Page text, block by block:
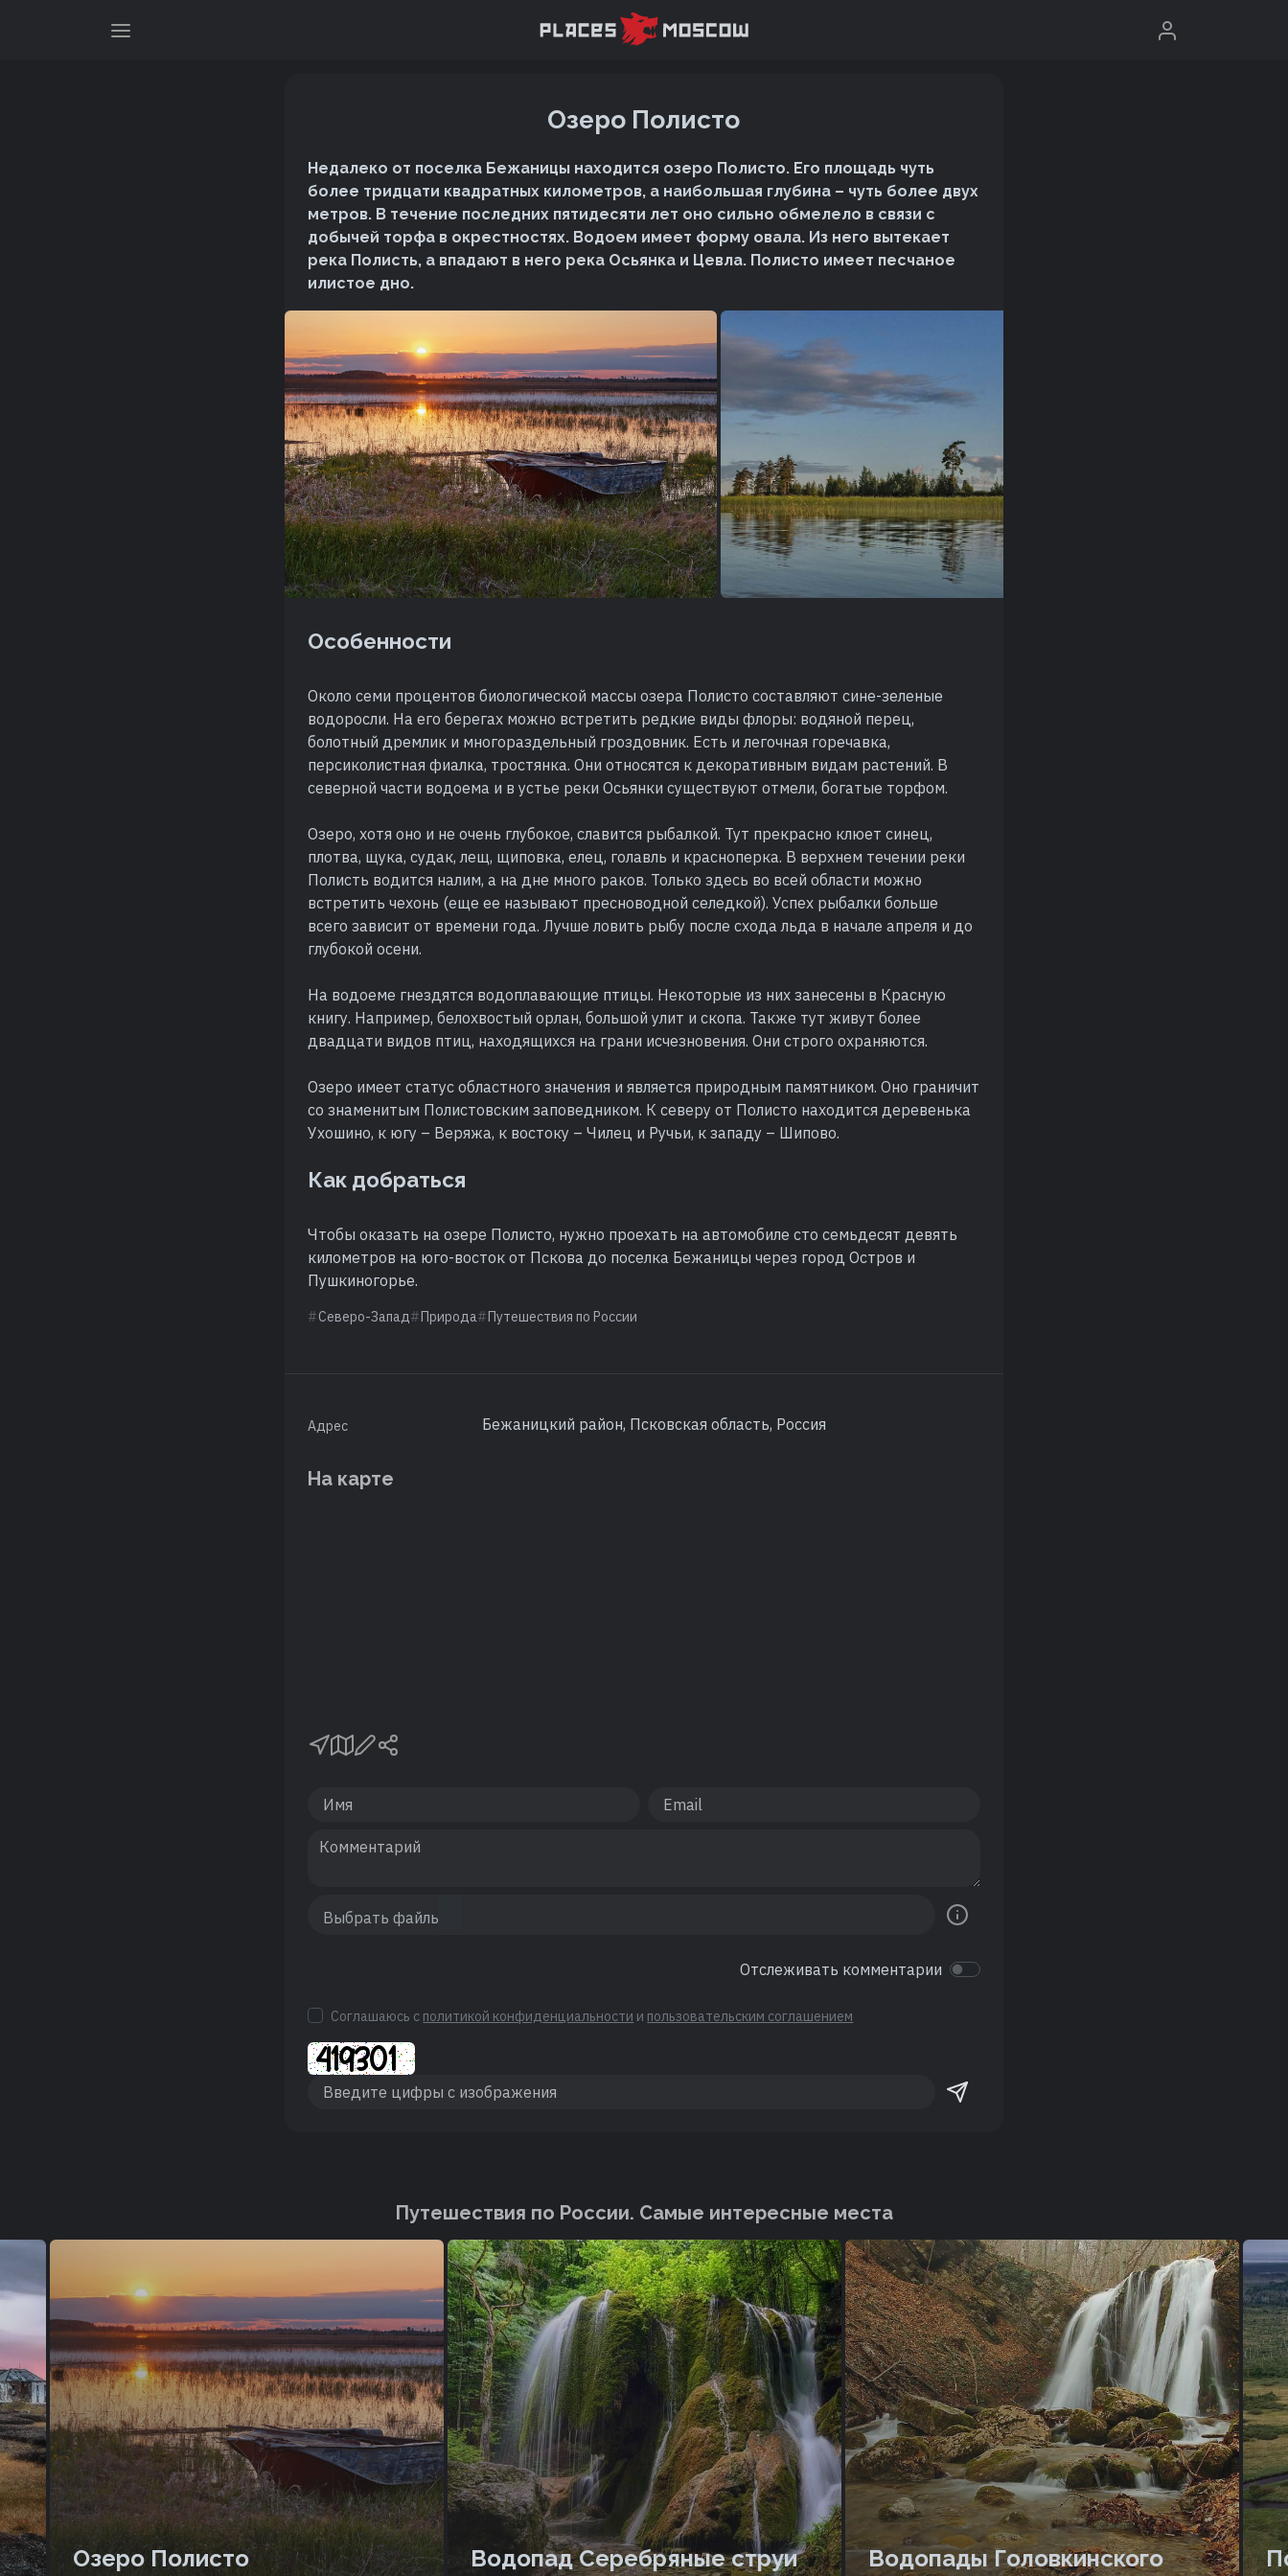
Озеро Полисто
Недалеко от поселка Бежаницы находится озеро Полисто. Его площадь чуть
более тридцати квадратных километров, а наибольшая глубина – чуть более двух
метров. В течение последних пятидесяти лет оно сильно обмелело в связи с
добычей торфа в окрестностях. Водоем имеет форму овала. Из него вытекает
река Полисть, а впадают в него река Осьянка и Цевла. Полисто имеет песчаное
илистое дно.
Особенности
Около семи процентов биологической массы озера Полисто составляют сине-зеленые
водоросли. На его берегах можно встретить редкие виды флоры: водяной перец,
болотный дремлик и многораздельный гроздовник. Есть и легочная горечавка,
персиколистная фиалка, тростянка. Они относятся к декоративным видам растений. В
северной части водоема и в устье реки Осьянки существуют отмели, богатые торфом.
Озеро, хотя оно и не очень глубокое, славится рыбалкой. Тут прекрасно клюет синец,
плотва, щука, судак, лещ, щиповка, елец, голавль и красноперка. В верхнем течении реки
Полисть водится налим, а на дне много раков. Только здесь во всей области можно
встретить чехонь (еще ее называют пресноводной селедкой). Успех рыбалки больше
всего зависит от времени года. Лучше ловить рыбу после схода льда в начале апреля и до
глубокой осени.
На водоеме гнездятся водоплавающие птицы. Некоторые из них занесены в Красную
книгу. Например, белохвостый орлан, большой улит и скопа. Также тут живут более
двадцати видов птиц, находящихся на грани исчезновения. Они строго охраняются.
Озеро имеет статус областного значения и является природным памятником. Оно граничит
со знаменитым Полистовским заповедником. К северу от Полисто находится деревенька
Ухошино, к югу – Веряжа, к востоку – Чилец и Ручьи, к западу – Шипово.
Как добраться
Чтобы оказать на озере Полисто, нужно проехать на автомобиле сто семьдесят девять
километров на юго-восток от Пскова до поселка Бежаницы через город Остров и
Пушкиногорье.
Северо-Запад Природа Путешествия по России
Адрес Бежаницкий район, Псковская область, Россия
На карте
Отслеживать комментарии
Соглашаюсь с политикой конфиденциальности и пользовательским соглашением
Путешествия по России. Cамые интересные места
Озеро Полисто Водопад Серебряные струи Водопады Головкинского